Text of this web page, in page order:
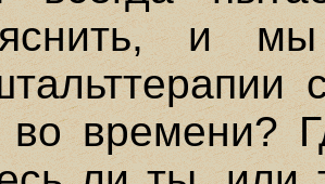
и
времени?